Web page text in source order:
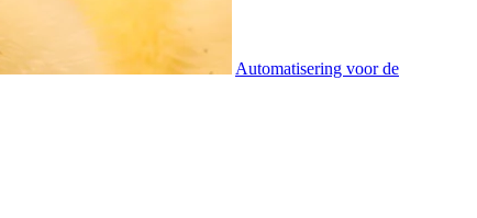
Automatisering voor de